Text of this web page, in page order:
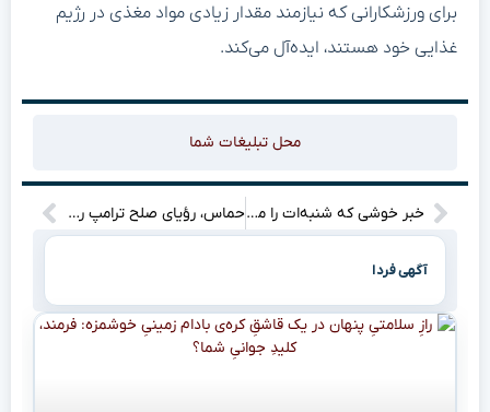
برای ورزشکارانی که نیازمند مقدار زیادی مواد مغذی در رژیم
غذایی خود هستند، ایده‌آل می‌کند.
محل تبلیغات شما
خبر خوشی که شنبه‌ات را می‌سازد! حماس، رؤیای صلح ترامپ را به سخره می‌گیرد: نبرد ادامه دارد؟
آگهی فردا